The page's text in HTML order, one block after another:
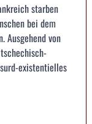
starben
bei dem
Ausgehend von
existentielles